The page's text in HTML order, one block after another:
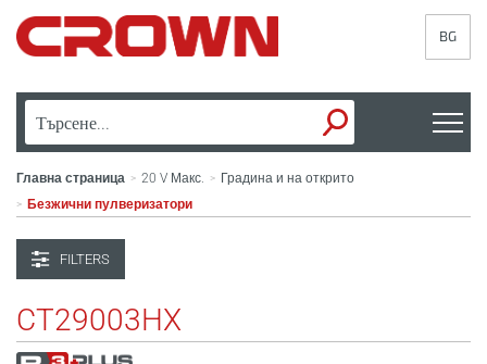
BG
Главна страница > 20 V Макс. > Градина и на открито
> Безжични пулверизатори
FILTERS
CT29003HX